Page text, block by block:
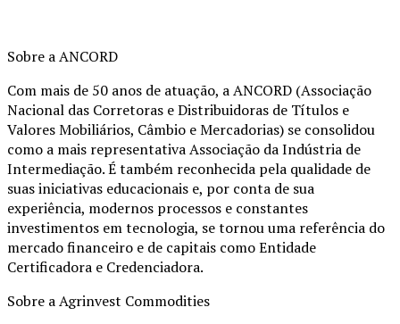
Sobre a ANCORD
Com mais de 50 anos de atuação, a ANCORD (Associação
Nacional das Corretoras e Distribuidoras de Títulos e
Valores Mobiliários, Câmbio e Mercadorias) se consolidou
como a mais representativa Associação da Indústria de
Intermediação. É também reconhecida pela qualidade de
suas iniciativas educacionais e, por conta de sua
experiência, modernos processos e constantes
investimentos em tecnologia, se tornou uma referência do
mercado financeiro e de capitais como Entidade
Certificadora e Credenciadora.
Sobre a Agrinvest Commodities